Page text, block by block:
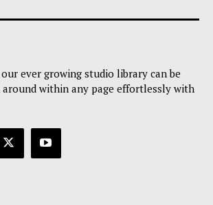
ever growing studio library can be
around within any page effortlessly with